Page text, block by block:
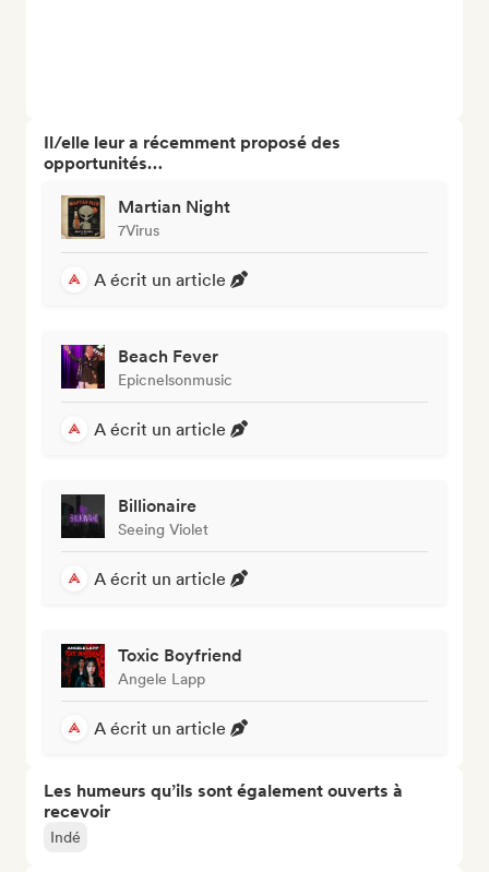
Il/elle leur a récemment proposé des
opportunités…
Martian Night
7Virus
A écrit un article
Beach Fever
Epicnelsonmusic
A écrit un article
Billionaire
Seeing Violet
A écrit un article
Toxic Boyfriend
Angele Lapp
A écrit un article
Les humeurs qu’ils sont également ouverts à
recevoir
Indé